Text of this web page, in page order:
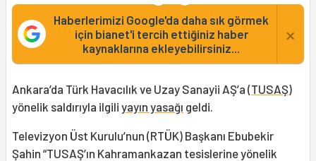
Haberlerimizi Google'da daha sık görmek
için bianet'i tercih ettiğiniz haber
kaynaklarına ekleyebilirsiniz...
×
Ankara’da Türk Havacılık ve Uzay Sanayii AŞ’a (TUSAŞ)
yönelik saldırıyla ilgili yayın yasağı geldi.
Televizyon Üst Kurulu’nun (RTÜK) Başkanı Ebubekir
Şahin “TUSAŞ’ın Kahramankazan tesislerine yönelik